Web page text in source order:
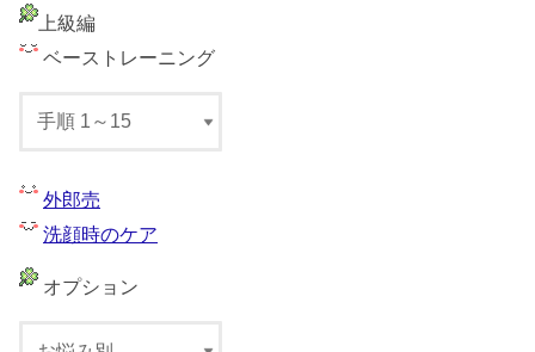
上級編
ベーストレーニング
外郎売
洗顔時のケア
オプション